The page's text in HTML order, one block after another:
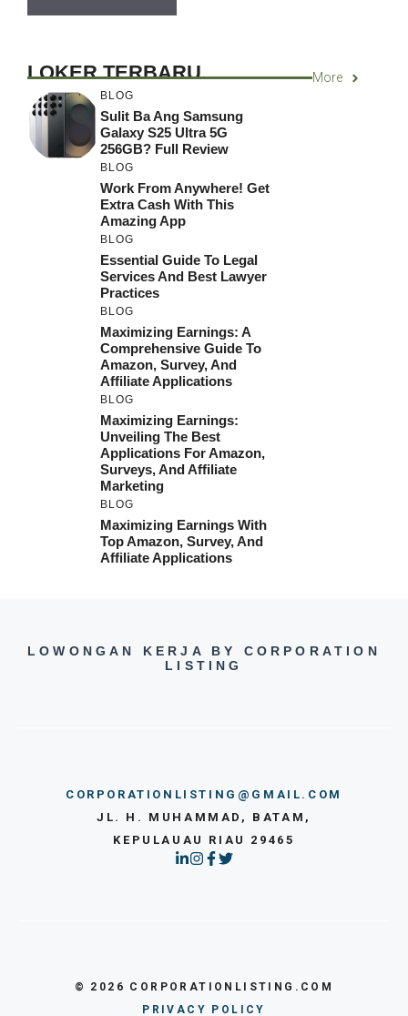
LOKER TERBARU More
BLOG
Sulit Ba Ang Samsung
Galaxy S25 Ultra 5G
256GB? Full Review
BLOG
Work From Anywhere! Get
Extra Cash With This
Amazing App
BLOG
Essential Guide To Legal
Services And Best Lawyer
Practices
BLOG
Maximizing Earnings: A
Comprehensive Guide To
Amazon, Survey, And
Affiliate Applications
BLOG
Maximizing Earnings:
Unveiling The Best
Applications For Amazon,
Surveys, And Affiliate
Marketing
BLOG
Maximizing Earnings With
Top Amazon, Survey, And
Affiliate Applications
LOWONGAN KERJA BY CORPORATION
LISTING
CORPORATIONLISTING@GMAIL.COM
JL. H. MUHAMMAD, BATAM,
KEPULAUAU RIAU 29465
© 2026 CORPORATIONLISTING.COM
PRIVACY POLICY